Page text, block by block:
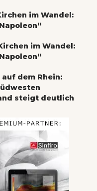
im Wandel:
im Wandel:
dem Rhein:
steigt deutlich